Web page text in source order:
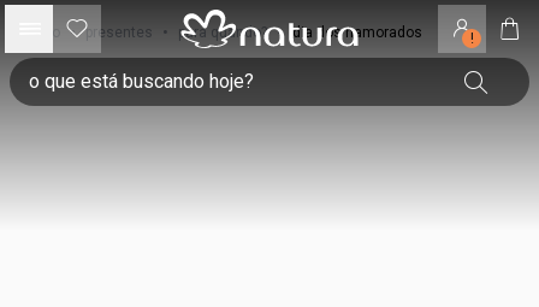
!
• presentes • para quando? • dia dos namorados